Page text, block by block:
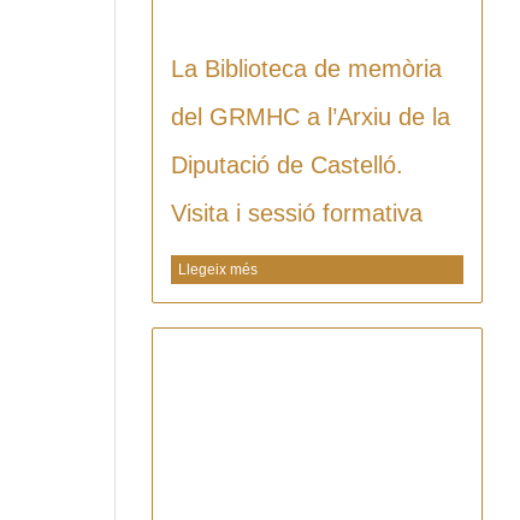
La Biblioteca de memòria
del GRMHC a l’Arxiu de la
Diputació de Castelló.
Visita i sessió formativa
Llegeix més